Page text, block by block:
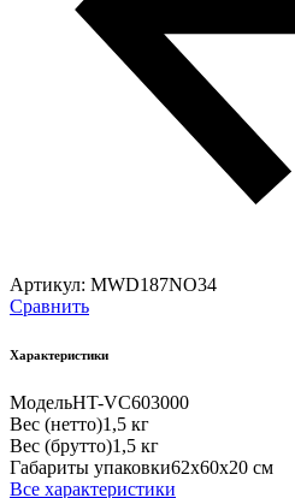
Артикул: MWD187NO34
Сравнить
Характеристики
МодельHT-VC603000
Вес (нетто)1,5 кг
Вес (брутто)1,5 кг
Габариты упаковки62х60х20 см
Все характеристики